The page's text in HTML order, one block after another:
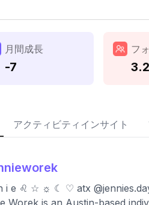
月間成長
-7
フ
アクティビティインサイト
i e ♌︎ ☆ ☼ ☾ ♡ atx
Worek is an Austin-based